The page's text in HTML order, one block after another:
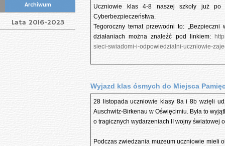
Archiwum
Lata 2016-2023
Uczniowie klas 4-8 naszej szkoły już po
Cyberbezpieczeństwa.
Tegoroczny temat przewodni to:
działaniach można znaleźć pod linkiem:
sieci-swiadomi-i-odpowiedzialni-uczniowie-
Wyjazd klas ósmych do Miejsca
28 listopada uczniowie klasy 8a i 8b wzięli
Auschwitz-Birkenau w Oświęcimiu. Była to
o tragicznych wydarzeniach II wojny światowej
Podczas zwiedzania muzeum uczniowie mieli